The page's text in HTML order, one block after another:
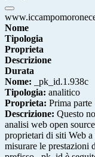
Nome
Tipologia
Proprieta
Descrizione
Durata
Nome: _pk_id.1.938c
Tipologia: analitico
Proprieta: Prima parte
Descrizione: Questo
analisi web open
proprietari di siti Web
misurare le prestazioni